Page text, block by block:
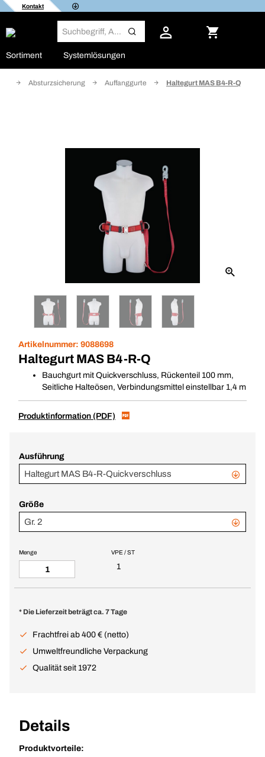
Kontakt
Sortiment Systemlösungen
Absturzsicherung Auffanggurte Haltegurt MAS B4-R-Q
Artikelnummer: 9088698
Haltegurt MAS B4-R-Q
Bauchgurt mit Quickverschluss, Rückenteil 100 mm,
Seitliche Halteösen, Verbindungsmittel einstellbar 1,4 m
Produktinformation (PDF)
Ausführung
Haltegurt MAS B4-R-Quickverschluss
Größe
Gr. 2
VPE / ST
1
Menge
* Die Lieferzeit beträgt ca. 7 Tage
Frachtfrei ab 400 € (netto)
Umweltfreundliche Verpackung
Qualität seit 1972
Details
Produktvorteile: